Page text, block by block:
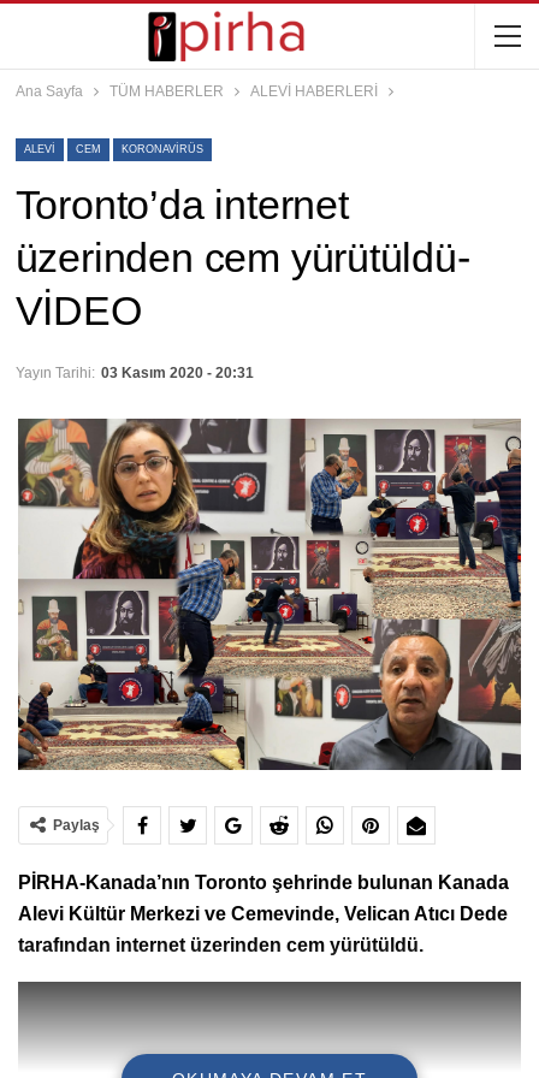
Ana Sayfa TÜM HABERLER ALEVİ HABERLERİ
ALEVI CEM KORONAVIRÜS
Toronto’da internet
üzerinden cem yürütüldü-
VİDEO
Yayın Tarihi: 03 Kasım 2020 - 20:31
Paylaş
PİRHA-Kanada’nın Toronto şehrinde bulunan Kanada
Alevi Kültür Merkezi ve Cemevinde, Velican Atıcı Dede
tarafından internet üzerinden cem yürütüldü.